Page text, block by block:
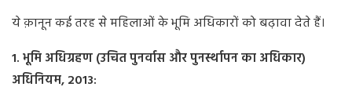
ये क़ानून कई तरह से महिलाओं के भूमि अधिकारों को बढ़ावा देते हैं।
1.भूमि अधिग्रहण (उचित पुनर्वास और पुनर्स्थापन का अधिकार)
अधिनियम, 2013: